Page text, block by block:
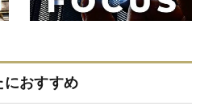
におすすめ